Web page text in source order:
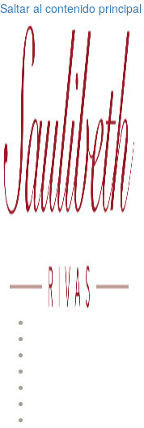
Saltar al contenido principal